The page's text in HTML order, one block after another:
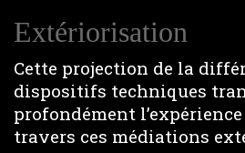
Extériorisation
Cette projection de la
dispositifs techniques
profondément
travers ces médiations